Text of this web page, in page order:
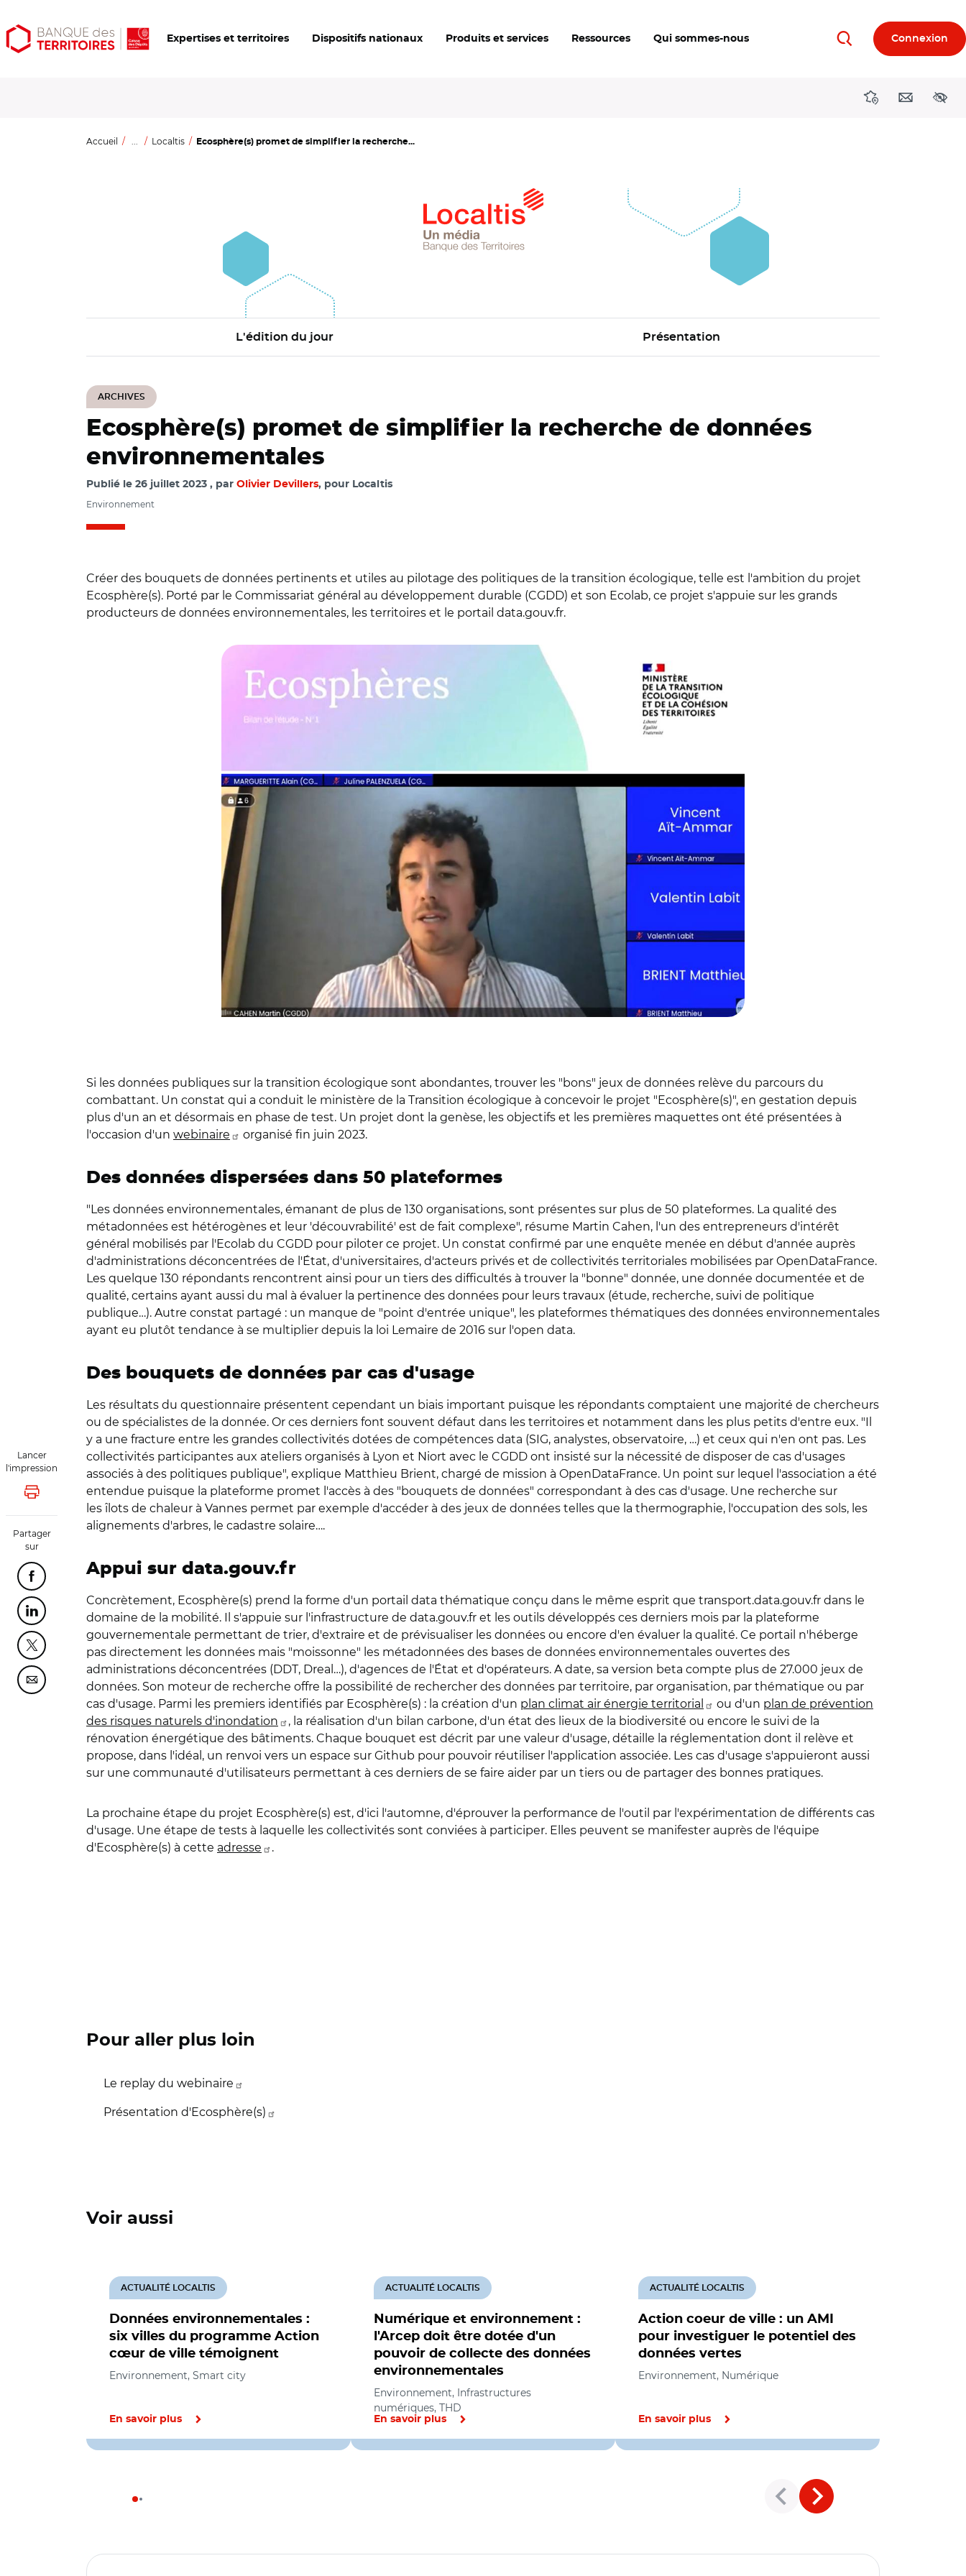
Aller
au
Aller
au
Ouvrir
les
Expertises et territoires Dispositifs nationaux Produits et services Ressources Qui sommes-nous RechercherConnexion
DirectionsContact
Accueil ... Localtis Ecosphère(s) promet de simplifier la recherche...
L'édition du jour Présentation
ARCHIVES
Lancer
l'impression
Lancer l'impression
Partager
sur
Partager cette page sur Facebook
Partager cette page sur Linkedin
Partager cette page sur Twitter
Partager cette page sur Courriel
Ecosphère(s) promet de simplifier la recherche de données
environnementales
Publié le 26 juillet 2023 par Olivier Devillers, pour Localtis
Environnement
Créer des bouquets de données pertinents et utiles au pilotage des politiques de la transition écologique, telle est l'ambition du projet
Ecosphère(s). Porté par le Commissariat général au développement durable (CGDD) et son Ecolab, ce projet s'appuie sur les grands
producteurs de données environnementales, les territoires et le portail data.gouv.fr.
Si les données publiques sur la transition écologique sont abondantes, trouver les "bons" jeux de données relève du parcours du
combattant. Un constat qui a conduit le ministère de la Transition écologique à concevoir le projet "Ecosphère(s)", en gestation depuis
plus d'un an et désormais en phase de test. Un projet dont la genèse, les objectifs et les premières maquettes ont été présentées à
l'occasion d'un webinaire organisé fin juin 2023.
Des données dispersées dans 50 plateformes
"Les données environnementales, émanant de plus de 130 organisations, sont présentes sur plus de 50 plateformes. La qualité des
métadonnées est hétérogènes et leur 'découvrabilité' est de fait complexe", résume Martin Cahen, l'un des entrepreneurs d'intérêt
général mobilisés par l'Ecolab du CGDD pour piloter ce projet. Un constat confirmé par une enquête menée en début d'année auprès
d'administrations déconcentrées de l'État, d'universitaires, d'acteurs privés et de collectivités territoriales mobilisées par OpenDataFrance.
Les quelque 130 répondants rencontrent ainsi pour un tiers des difficultés à trouver la "bonne" donnée, une donnée documentée et de
qualité, certains ayant aussi du mal à évaluer la pertinence des données pour leurs travaux (étude, recherche, suivi de politique
publique…). Autre constat partagé : un manque de "point d'entrée unique", les plateformes thématiques des données environnementales
ayant eu plutôt tendance à se multiplier depuis la loi Lemaire de 2016 sur l'open data.
Des bouquets de données par cas d'usage
Les résultats du questionnaire présentent cependant un biais important puisque les répondants comptaient une majorité de chercheurs
ou de spécialistes de la donnée. Or ces derniers font souvent défaut dans les territoires et notamment dans les plus petits d'entre eux. "Il
y a une fracture entre les grandes collectivités dotées de compétences data (SIG, analystes, observatoire, …) et ceux qui n'en ont pas. Les
collectivités participantes aux ateliers organisés à Lyon et Niort avec le CGDD ont insisté sur la nécessité de disposer de cas d'usages
associés à des politiques publique", explique Matthieu Brient, chargé de mission à OpenDataFrance. Un point sur lequel l'association a été
entendue puisque la plateforme promet l'accès à des "bouquets de données" correspondant à des cas d'usage. Une recherche sur
les îlots de chaleur à Vannes permet par exemple d'accéder à des jeux de données telles que la thermographie, l'occupation des sols, les
alignements d'arbres, le cadastre solaire….
Appui sur data.gouv.fr
Concrètement, Ecosphère(s) prend la forme d'un portail data thématique conçu dans le même esprit que transport.data.gouv.fr dans le
domaine de la mobilité. Il s'appuie sur l'infrastructure de data.gouv.fr et les outils développés ces derniers mois par la plateforme
gouvernementale permettant de trier, d'extraire et de prévisualiser les données ou encore d'en évaluer la qualité. Ce portail n'héberge
pas directement les données mais "moissonne" les métadonnées des bases de données environnementales ouvertes des
administrations déconcentrées (DDT, Dreal…), d'agences de l'État et d'opérateurs. A date, sa version beta compte plus de 27.000 jeux de
données. Son moteur de recherche offre la possibilité de rechercher des données par territoire, par organisation, par thématique ou par
cas d'usage. Parmi les premiers identifiés par Ecosphère(s) : la création d'un plan climat air énergie territorial ou d'un plan de prévention
des risques naturels d'inondation
, la réalisation d'un bilan carbone, d'un état des lieux de la biodiversité ou encore le suivi de la
rénovation énergétique des bâtiments. Chaque bouquet est décrit par une valeur d'usage, détaille la réglementation dont il relève et
propose, dans l'idéal, un renvoi vers un espace sur Github pour pouvoir réutiliser l'application associée. Les cas d'usage s'appuieront aussi
sur une communauté d'utilisateurs permettant à ces derniers de se faire aider par un tiers ou de partager des bonnes pratiques.
La prochaine étape du projet Ecosphère(s) est, d'ici l'automne, d'éprouver la performance de l'outil par l'expérimentation de différents cas
d'usage. Une étape de tests à laquelle les collectivités sont conviées à participer. Elles peuvent se manifester auprès de l'équipe
d'Ecosphère(s) à cette adresse .
Pour aller plus loin
Le replay du webinaire
Présentation d'Ecosphère(s)
Voir aussi
Données environnementales :
six villes du programme Action
cœur de ville témoignent
ACTUALITÉ LOCALTIS
Environnement, Smart city
En savoir plus
Numérique et environnement :
l'Arcep doit être dotée d'un
pouvoir de collecte des données
environnementales
ACTUALITÉ LOCALTIS
Environnement, Infrastructures
numériques, THD
En savoir plus
Action coeur de ville : un AMI
pour investiguer le potentiel des
données vertes
ACTUALITÉ LOCALTIS
Environnement, Numérique
En savoir plus